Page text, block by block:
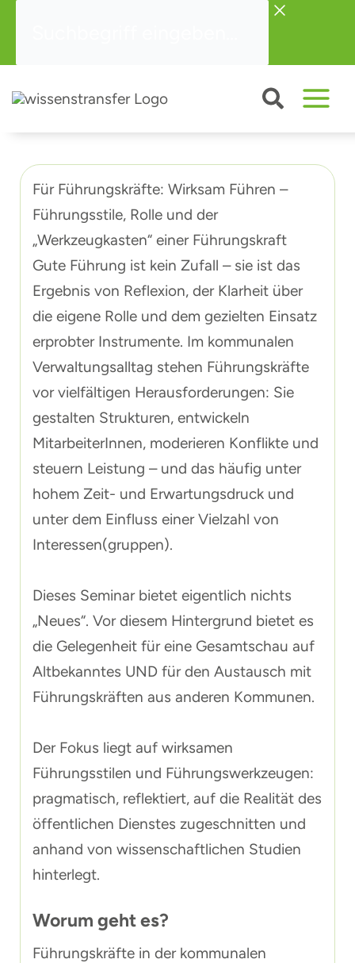
springen
Für Führungskräfte: Wirksam Führen –
Führungsstile, Rolle und der
„Werkzeugkasten“ einer Führungskraft
Gute Führung ist kein Zufall – sie ist das
Ergebnis von Reflexion, der Klarheit über
die eigene Rolle und dem gezielten Einsatz
erprobter Instrumente. Im kommunalen
Verwaltungsalltag stehen Führungskräfte
vor vielfältigen Herausforderungen: Sie
gestalten Strukturen, entwickeln
MitarbeiterInnen, moderieren Konflikte und
steuern Leistung – und das häufig unter
hohem Zeit- und Erwartungsdruck und
unter dem Einfluss einer Vielzahl von
Interessen(gruppen).
Dieses Seminar bietet eigentlich nichts
„Neues“. Vor diesem Hintergrund bietet es
die Gelegenheit für eine Gesamtschau auf
Altbekanntes UND für den Austausch mit
Führungskräften aus anderen Kommunen.
Der Fokus liegt auf wirksamen
Führungsstilen und Führungswerkzeugen:
pragmatisch, reflektiert, auf die Realität des
öffentlichen Dienstes zugeschnitten und
anhand von wissenschaftlichen Studien
hinterlegt.
Worum geht es?
Führungskräfte in der kommunalen